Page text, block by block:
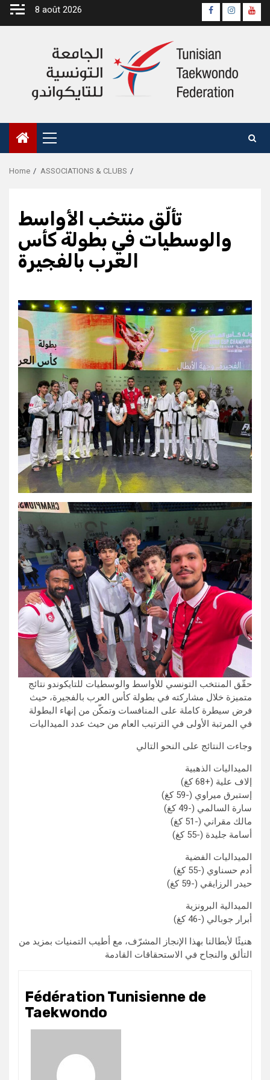
Skip
8 août 2026
Page
Officielle
Instagram
Primary
Menu
Home ASSOCIATIONS & CLUBS
تألّق منتخب الأواسط
والوسطيات في بطولة كأس
العرب بالفجيرة
حقّق المنتخب التونسي للأواسط والوسطيات للتايكوندو نتائج
متميزة خلال مشاركته في بطولة كأس العرب بالفجيرة، حيث
فرض سيطرة كاملة على المنافسات وتمكّن من إنهاء البطولة
في المرتبة الأولى في الترتيب العام من حيث عدد الميداليات
وجاءت النتائج على النحو التالي
الميداليات الذهبية
إلاف علية (+68 كغ)
إستبرق ميراوي (-59 كغ)
سارة السالمي (-49 كغ)
مالك مقراني (-51 كغ)
أسامة جليدة (-55 كغ)
الميداليات الفضية
أدم حسناوي (-55 كغ)
حيدر الرزايقي (-59 كغ)
الميدالية البرونزية
أبرار جوبالي (-46 كغ)
هنيئًا لأبطالنا بهذا الإنجاز المشرّف، مع أطيب التمنيات بمزيد من
التألق والنجاح في الاستحقاقات القادمة
Fédération Tunisienne de
Taekwondo